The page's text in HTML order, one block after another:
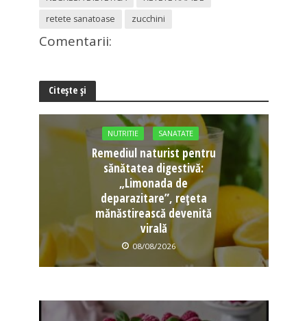
retete sanatoase
zucchini
Comentarii:
Citește și
NUTRITIE SANATATE
Remediul naturist pentru
sănătatea digestivă:
„Limonada de
deparazitare”, rețeta
mănăstirească devenită
virală
08/08/2026